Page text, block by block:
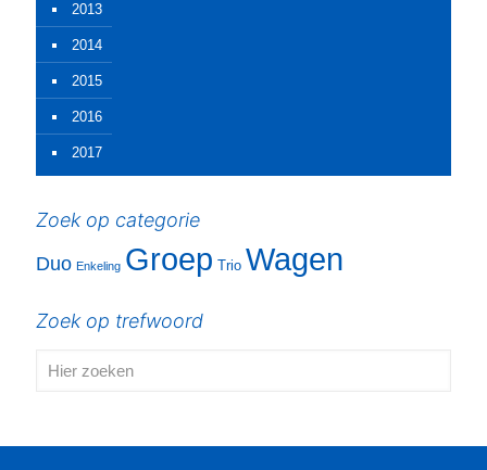
2013
2014
2015
2016
2017
Zoek op categorie
Duo Enkeling Groep Trio Wagen
Zoek op trefwoord